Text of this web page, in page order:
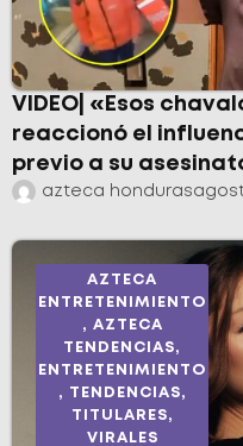
VIDEO| «Esos
reaccionó el
previo a su
azteca honduras
AZTECA
ENTRETENIMIENTO
, AZTECA
TENDENCIAS,
ENTRETENIMIENTO
,
TENDENCIAS,
TITULARES,
VIRALES